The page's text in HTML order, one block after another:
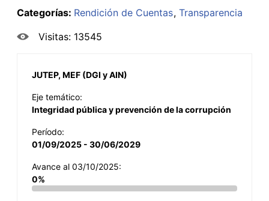
Categorías: Rendición de Cuentas Transparencia
Visitas: 13545
JUTEP, MEF (DGI y AIN)
Eje temático:
Integridad pública y prevención de la corrupción
Período:
01/09/2025 - 30/06/2029
Avance al 03/10/2025:
0%